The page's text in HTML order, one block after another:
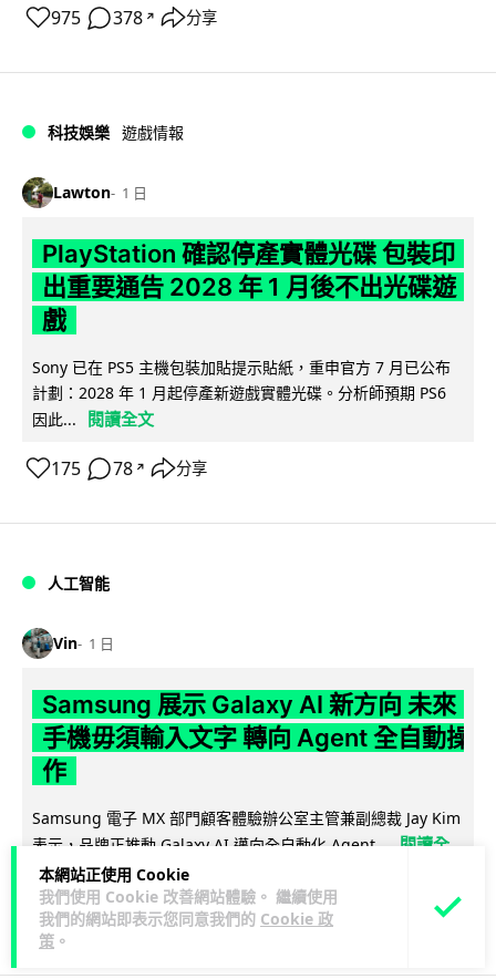
本網站正使用 Cookie
我們使用 Cookie 改善網站體驗。 繼續使用
我們的網站即表示您同意我們的 Cookie 政
策 。
975 378 ↗ 分享
科技娛樂 遊戲情報
Lawton 1 日
PlayStation 確認停產實體光碟 包裝印
出重要通告 2028 年 1 月後不出光碟遊
戲
Sony 已在 PS5 主機包裝加貼提示貼紙，重申官方 7 月已公布
計劃：2028 年 1 月起停產新遊戲實體光碟。分析師預期 PS6
因此...
閱讀全文
175 78 ↗ 分享
人工智能
Vin 1 日
Samsung 展示 Galaxy AI 新方向 未來
手機毋須輸入文字 轉向 Agent 全自動操
作
Samsung 電子 MX 部門顧客體驗辦公室主管兼副總裁 Jay Kim
表示，品牌正推動 Galaxy AI 邁向全自動化 Agent... 閱讀全
文
29 4↗ 分享